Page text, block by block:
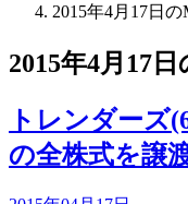
2015年4月17日
2015年4月17
トレンダーズ
の全株式を譲